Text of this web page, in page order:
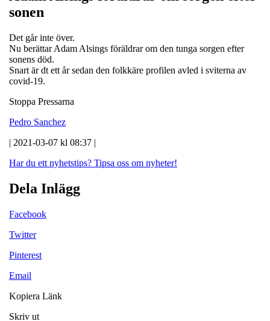
sonen
Det går inte över.
Nu berättar Adam Alsings föräldrar om den tunga sorgen efter
sonens död.
Snart är dt ett år sedan den folkkäre profilen avled i sviterna av
covid-19.
Stoppa Pressarna
Pedro Sanchez
| 2021-03-07 kl 08:37 |
Har du ett nyhetstips? Tipsa oss om nyheter!
Dela Inlägg
Facebook
Twitter
Pinterest
Email
Kopiera Länk
Skriv ut